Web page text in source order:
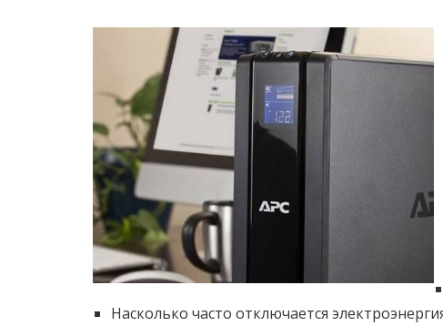
Насколько часто отключается